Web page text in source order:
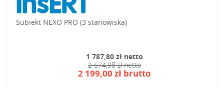
Subiekt NEXO PRO (3 stanowiska)
1 787,80 zł netto
2 574,98 zł netto
2 199,00 zł brutto